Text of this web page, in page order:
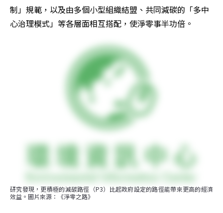
制」規範，以及由多個小型組織結盟、共同減碳的「多中
心治理模式」等各層面相互搭配，使淨零事半功倍。
研究發現，更積極的減碳路徑（P3）比起政府設定的路徑能帶來更高的經濟
效益。圖片來源：《淨零之路》